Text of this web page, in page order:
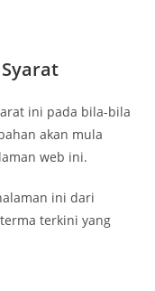
ini pada bila-bila
akan mula
web ini.
ini dari
terkini yang